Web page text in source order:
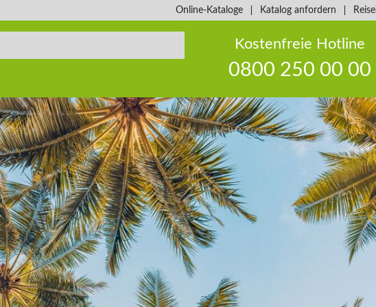
Online-Kataloge Katalog anfordern
Kostenfreie Hotline
0800 250 00 00